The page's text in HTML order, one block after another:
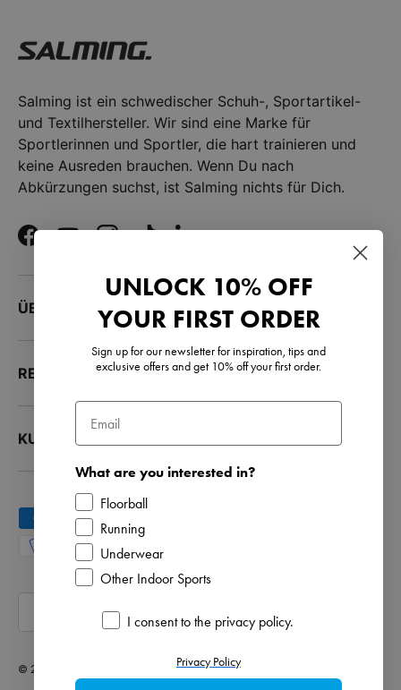
Salming ist ein schwedischer Schuh-, Sportartikel-
und Textilhersteller. Wir sind eine Marke für
Sportlerinnen und Sportler, die hart trainieren und
keine Ausreden brauchen. Wenn Du nach
Abkürzungen suchst, ist Salming nichts für Dich.
Facebook
ÜBER UNS
RESSOURCEN
KUNDENSERVICE
Zahlungsmethoden
Deutschland (EUR €)
© 2026
UNLOCK 10% OFF
YOUR FIRST ORDER
Sign up for our newsletter for inspiration, tips and
exclusive offers and get 10% off your first order.
Email
What are you interested in?
Floorball
Running
Underwear
Other Indoor Sports
Opt inI consent to the privacy policy.
Privacy Policy